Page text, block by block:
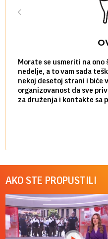
Morate se usmeriti na
nedelje, a to vam sada
nekoj desetoj strani i biće
organizovanost da sve
za druženja i kontakte sa
AKO STE PROPUSTILI